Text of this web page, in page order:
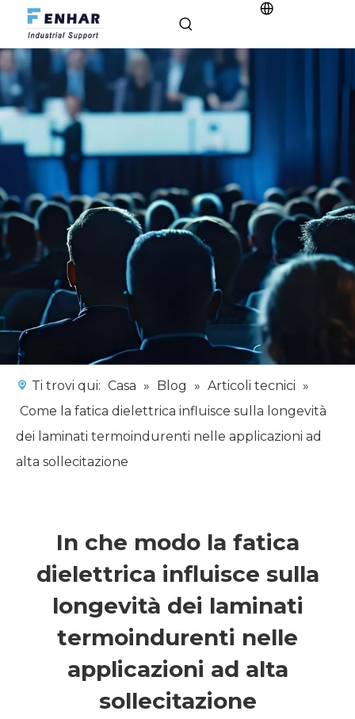
Ti trovi qui: Casa » Blog » Articoli tecnici »
Come la fatica dielettrica influisce sulla longevità
dei laminati termoindurenti nelle applicazioni ad
alta sollecitazione
In che modo la fatica
dielettrica influisce sulla
longevità dei laminati
termoindurenti nelle
applicazioni ad alta
sollecitazione